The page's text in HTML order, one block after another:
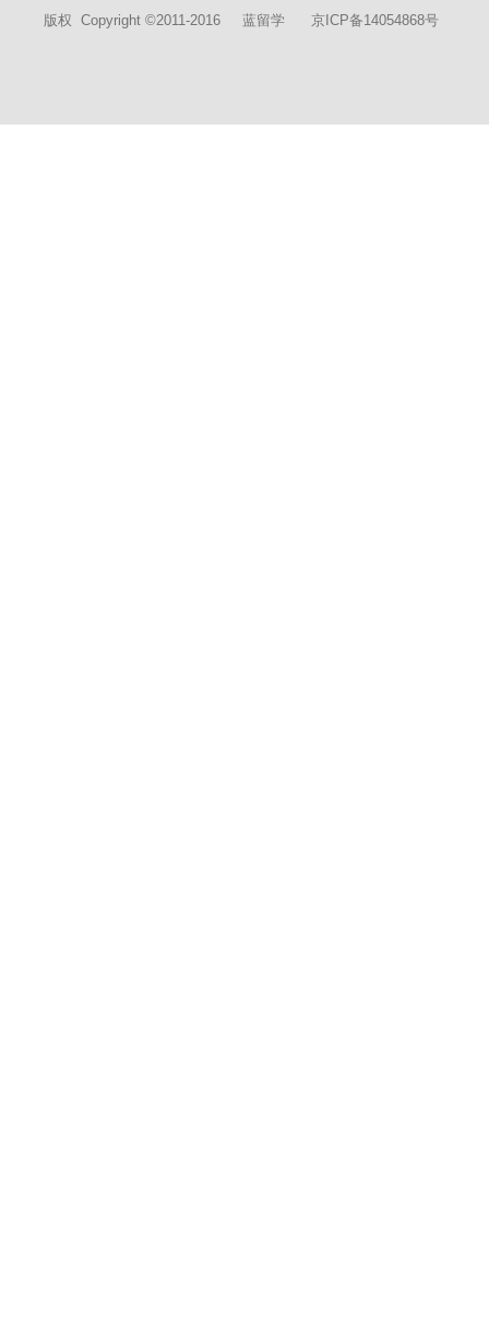
版权 Copyright ©2011-2016 蓝留学 京ICP备14054868号